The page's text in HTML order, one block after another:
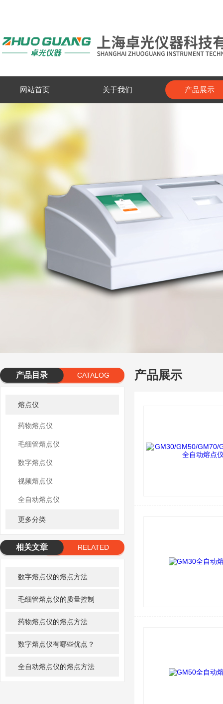
网站首页 关于我们 产品展示
产品目录 CATALOG
熔点仪
药物熔点仪
毛细管熔点仪
数字熔点仪
视频熔点仪
全自动熔点仪
更多分类
相关文章
RELATED
数字熔点仪的熔点方法
毛细管熔点仪的质量控制
药物熔点仪的熔点方法
数字熔点仪有哪些优点？
全自动熔点仪的熔点方法
产品展示